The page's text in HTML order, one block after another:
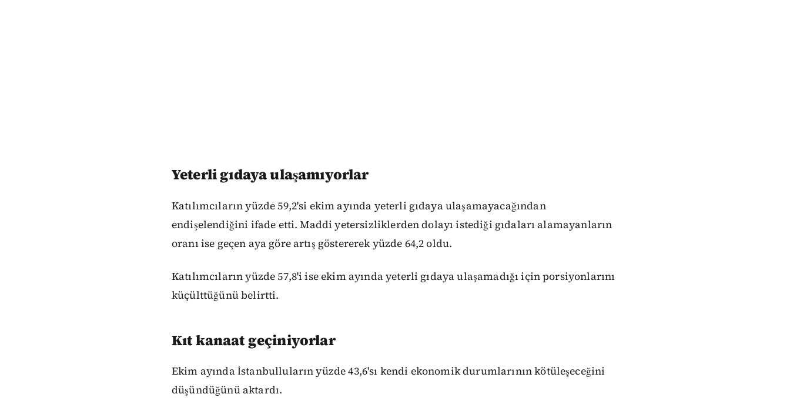
Yeterli gıdaya ulaşamıyorlar
Katılımcıların yüzde 59,2'si ekim ayında yeterli gıdaya ulaşamayacağından
endişelendiğini ifade etti. Maddi yetersizliklerden dolayı istediği gıdaları alamayanların
oranı ise geçen aya göre artış göstererek yüzde 64,2 oldu.
Katılımcıların yüzde 57,8'i ise ekim ayında yeterli gıdaya ulaşamadığı için porsiyonlarını
küçülttüğünü belirtti.
Kıt kanaat geçiniyorlar
Ekim ayında İstanbulluların yüzde 43,6'sı kendi ekonomik durumlarının kötüleşeceğini
düşündüğünü aktardı.